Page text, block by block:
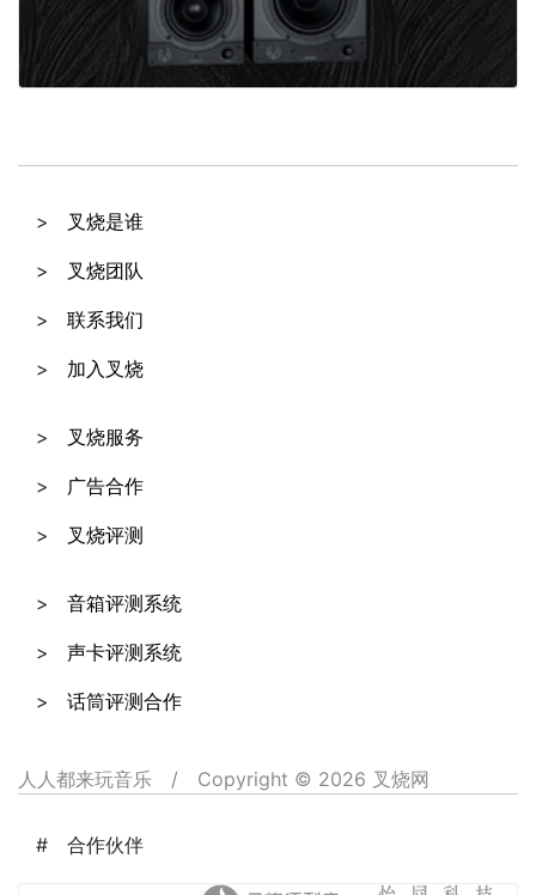
叉烧是谁
叉烧团队
联系我们
加入叉烧
叉烧服务
广告合作
叉烧评测
音箱评测系统
声卡评测系统
话筒评测合作
人人都来玩音乐 / Copyright © 2026 叉烧网
合作伙伴